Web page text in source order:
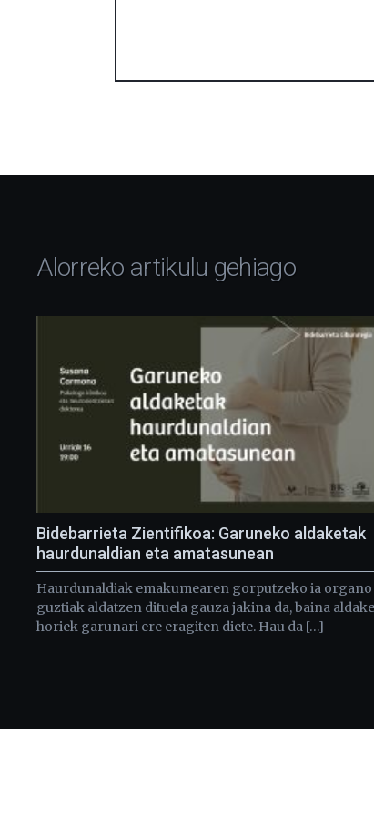
Alorreko artikulu gehiago
Bidebarrieta Zientifikoa: Garuneko aldaketak
haurdunaldian eta amatasunean
Haurdunaldiak emakumearen gorputzeko ia organo
guztiak aldatzen dituela gauza jakina da, baina
horiek garunari ere eragiten diete. Hau da […]